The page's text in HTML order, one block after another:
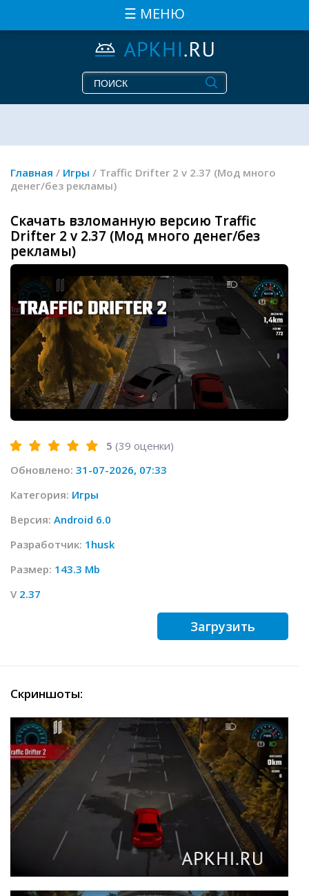
☰ МЕНЮ
Главная / Игры / Traffic Drifter 2 v 2.37 (Мод много
денег/без рекламы)
Скачать взломанную версию Traffic
Drifter 2 v 2.37 (Мод много денег/без
рекламы)
5 (39 оценки)
Обновлено: 31-07-2026, 07:33
Категория: Игры
Версия: Android 6.0
Разработчик: 1husk
Размер: 143.3 Mb
V 2.37
Загрузить
Скриншоты: